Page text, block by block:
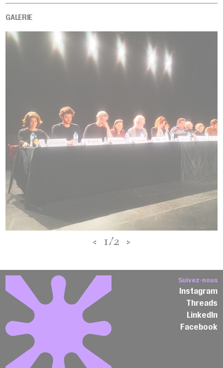
GALERIE
< 1/2 >
Suivez-nous
Instagram
Threads
LinkedIn
Facebook